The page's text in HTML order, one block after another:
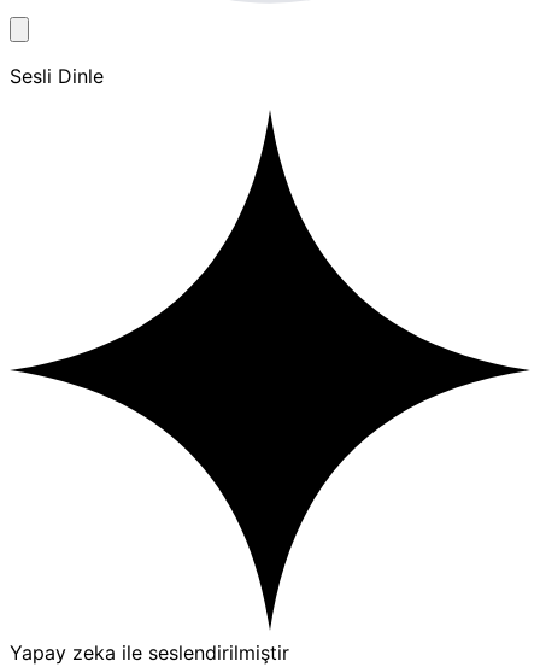
Sesli Dinle
Yapay zeka ile seslendirilmiştir